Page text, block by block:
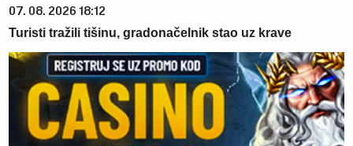
07. 08. 2026 18:12
Turisti tražili tišinu, gradonačelnik stao uz krave